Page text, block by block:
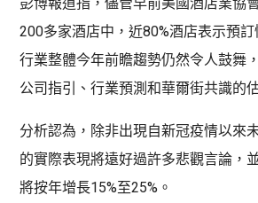
200多家酒店中，近80%酒店表示預
行業整體今年前瞻趨勢仍然令人鼓舞
公司指引、行業預測和華爾街共識的
分析認為，除非出現自新冠疫情以來
的實際表現將遠好過許多悲觀言論，
將按年增長15%至25%。